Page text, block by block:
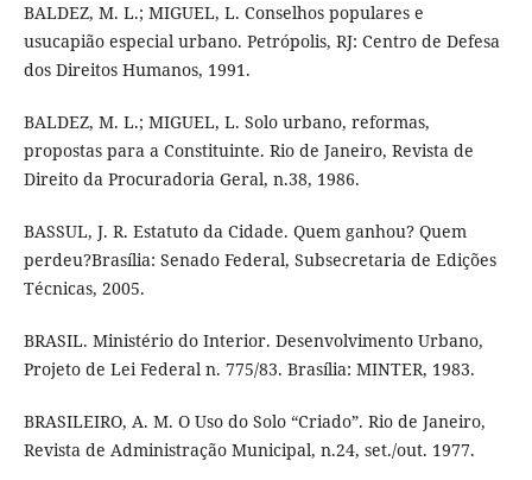
BALDEZ, M. L.; MIGUEL, L. Conselhos populares e
usucapião especial urbano. Petrópolis, RJ: Centro de Defesa
dos Direitos Humanos, 1991.
BALDEZ, M. L.; MIGUEL, L. Solo urbano, reformas,
propostas para a Constituinte. Rio de Janeiro, Revista de
Direito da Procuradoria Geral, n.38, 1986.
BASSUL, J. R. Estatuto da Cidade. Quem ganhou? Quem
perdeu?Brasília: Senado Federal, Subsecretaria de Edições
Técnicas, 2005.
BRASIL. Ministério do Interior. Desenvolvimento Urbano,
Projeto de Lei Federal n. 775/83. Brasília: MINTER, 1983.
BRASILEIRO, A. M. O Uso do Solo “Criado”. Rio de Janeiro,
Revista de Administração Municipal, n.24, set./out. 1977.